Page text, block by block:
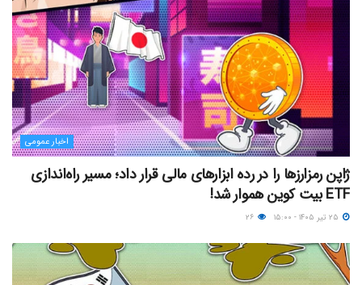
اخبار عمومی
ژاپن رمزارزها را در رده ابزارهای مالی قرار داد؛ مسیر راه‌اندازی
ETF بیت کوین هموار شد!